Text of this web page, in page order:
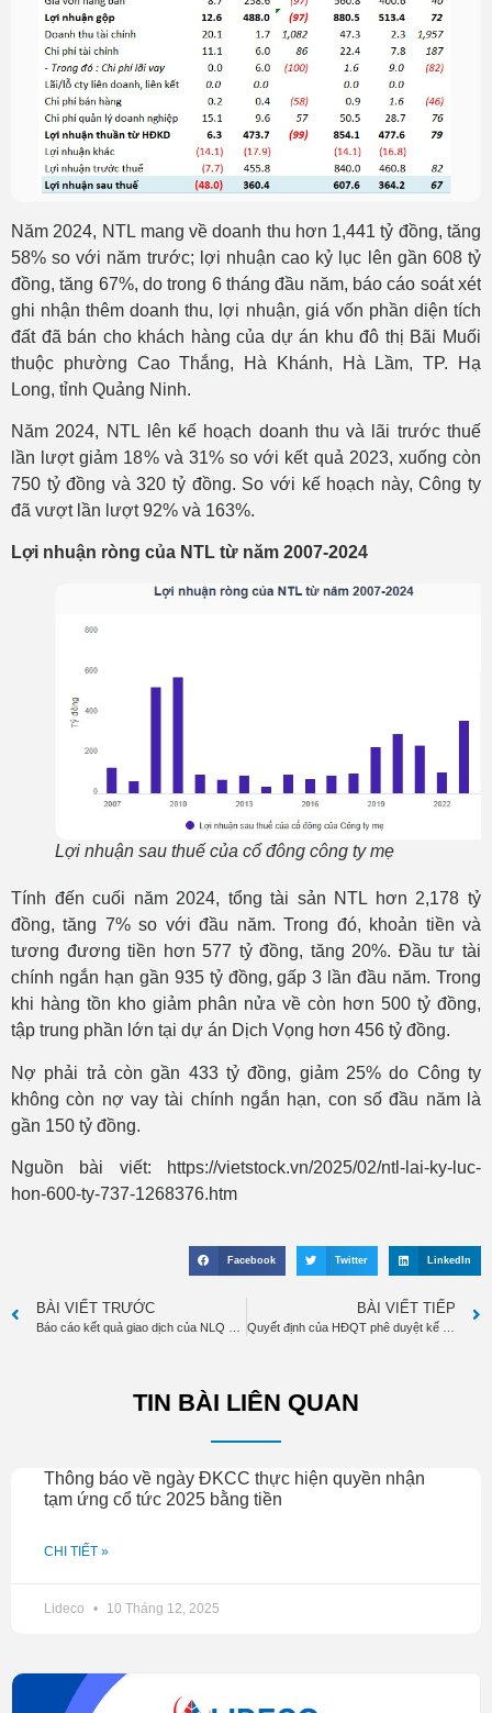
Năm 2024, NTL mang về doanh thu hơn 1,441 tỷ đồng, tăng
58% so với năm trước; lợi nhuận cao kỷ lục lên gần 608 tỷ
đồng, tăng 67%, do trong 6 tháng đầu năm, báo cáo soát xét
ghi nhận thêm doanh thu, lợi nhuận, giá vốn phần diện tích
đất đã bán cho khách hàng của dự án khu đô thị Bãi Muối
thuộc phường Cao Thắng, Hà Khánh, Hà Lầm, TP. Hạ
Long, tỉnh Quảng Ninh.
Năm 2024, NTL lên kế hoạch doanh thu và lãi trước thuế
lần lượt giảm 18% và 31% so với kết quả 2023, xuống còn
750 tỷ đồng và 320 tỷ đồng. So với kế hoạch này, Công ty
đã vượt lần lượt 92% và 163%.
Lợi nhuận ròng của NTL từ năm 2007-2024
Lợi nhuận sau thuế của cổ đông công ty mẹ
Tính đến cuối năm 2024, tổng tài sản NTL hơn 2,178 tỷ
đồng, tăng 7% so với đầu năm. Trong đó, khoản tiền và
tương đương tiền hơn 577 tỷ đồng, tăng 20%. Đầu tư tài
chính ngắn hạn gần 935 tỷ đồng, gấp 3 lần đầu năm. Trong
khi hàng tồn kho giảm phân nửa về còn hơn 500 tỷ đồng,
tập trung phần lớn tại dự án Dịch Vọng hơn 456 tỷ đồng.
Nợ phải trả còn gần 433 tỷ đồng, giảm 25% do Công ty
không còn nợ vay tài chính ngắn hạn, con số đầu năm là
gần 150 tỷ đồng.
Nguồn bài viết: https://vietstock.vn/2025/02/ntl-lai-ky-luc-
hon-600-ty-737-1268376.htm
Facebook Twitter LinkedIn
BÀI VIẾT TRƯỚC BÀI VIẾT TIẾP
TIN BÀI LIÊN QUAN
Thông báo về ngày ĐKCC thực hiện quyền nhận
tạm ứng cổ tức 2025 bằng tiền
CHI TIẾT »
Lideco 10 Tháng 12, 2025